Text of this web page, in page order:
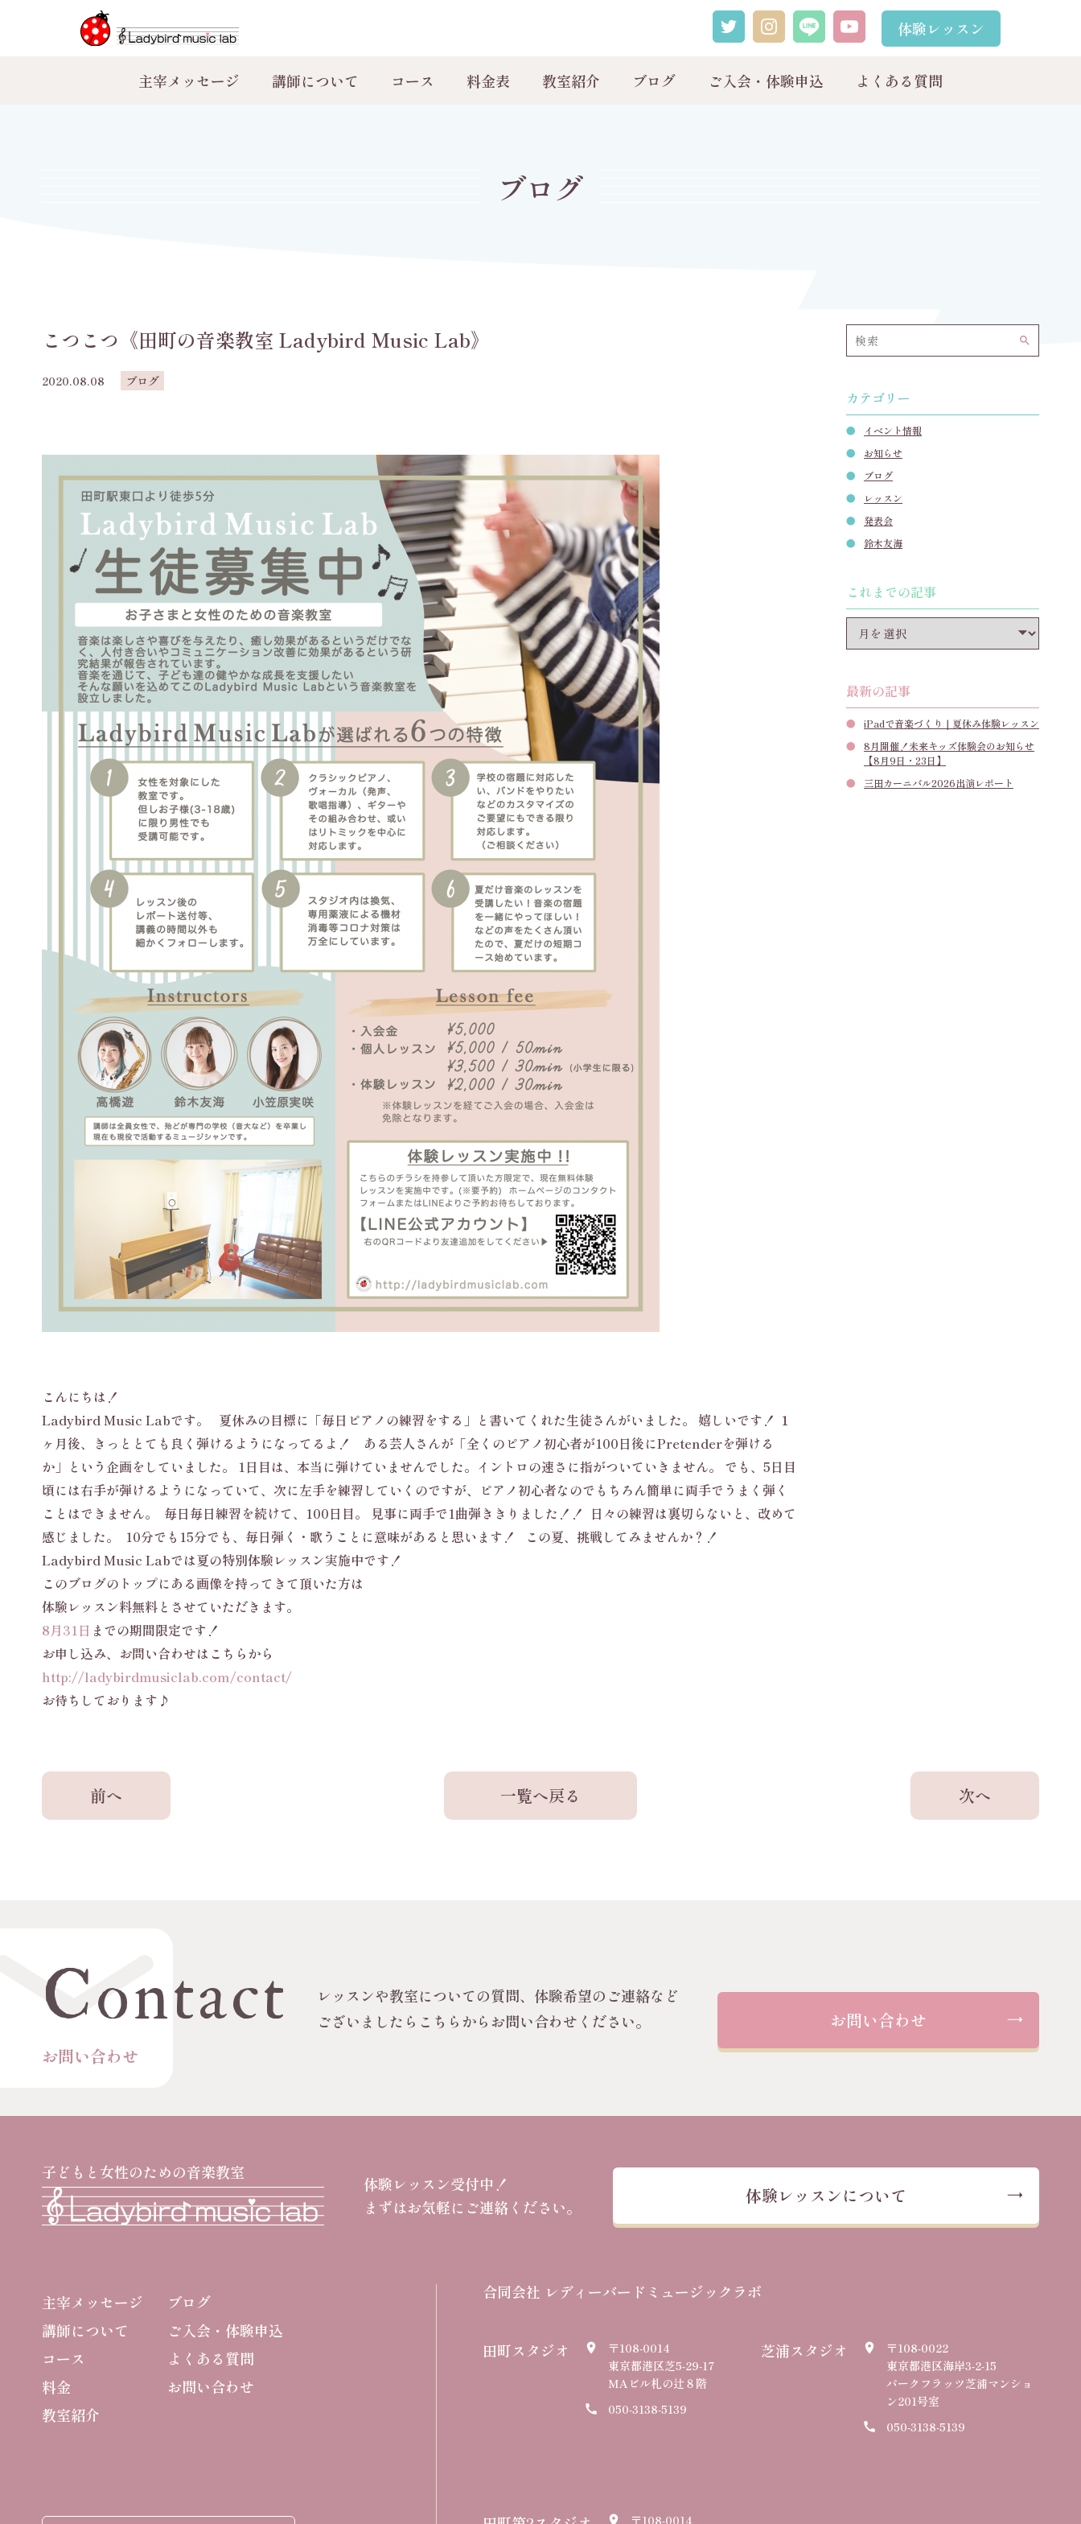
体験レッスン
主宰メッセージ 講師について コース 料金表 教室紹介 ブログ ご入会・体験申込 よくある質問
ブログ
こつこつ《田町の音楽教室 Ladybird Music Lab》
2020.08.08 ブログ
こんにちは！
Ladybird Music Labです。 夏休みの目標に「毎日ピアノの練習をする」 と書いてくれた生徒さんがいました。 嬉しいです！ １
ヶ月後、きっととても良く弾けるようになってるよ！ ある芸人さんが「全くのピアノ初心者が100日後にPretenderを弾ける
か」という企画をしていました。 1日目は、本当に弾けていませんでした。イントロの速さに指がついていきません。 でも、5日目
頃には右手が弾けるようになっていて、次に左手を練習していくのですが、
ピアノ初心者なのでもちろん簡単に両手でうまく弾く
ことはできま せん。 毎日毎日練習を続けて、100日目。 見事に両手で1曲弾ききりました！！ 日々の練習は裏切らないと、改めて
感じました。 10分でも15分でも、毎日弾く・ 歌うことに意味があると思います！ この夏、挑戦してみませんか？！
Ladybird Music Labでは夏の特別体験レッスン実施中です！
このブログのトップにある画像を持ってきて頂いた方は
体験レッスン料無料とさせていただきます。
8月31日 までの期間限定です！
お申し込み、お問い合わせはこちらから
http://ladybirdmusiclab.com/contact/
お待ちしております♪
search
カテゴリー
イベント情報
お知らせ
ブログ
レッスン
発表会
鈴木友海
これまでの記事
最新の記事
iPadで音楽づくり｜夏休み体験レッスン
8月開催！未来キッズ体験会のお知らせ
【8月9日・23日】
三田カーニバル2026出演レポート
前へ 一覧へ戻る 次へ
Contact
お問い合わせ
レッスンや教室についての質問、体験希望のご連絡など
ございましたらこちらからお問い合わせください。
お問い合わせ
子どもと女性のための音楽教室
体験レッスン受付中！
まずはお気軽にご連絡ください。
体験レッスンについて
主宰メッセージ
講師について
コース
料金
教室紹介
ブログ
ご入会・体験申込
よくある質問
お問い合わせ
合同会社 レディーバードミュージックラボ
田町スタジオ place
〒108-0014
東京都港区芝5-29-17
MAビル札の辻８階
call 050-3138-5139
芝浦スタジオ place
〒108-0022
東京都港区海岸3-2-15
パークフラッツ芝浦マンショ
ン201号室
call 050-3138-5139
place 〒108-0014